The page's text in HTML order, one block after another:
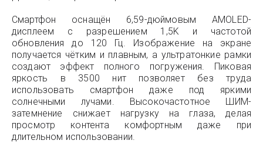
Смартфон оснащён 6,59-дюймовым AMOLED-
дисплеем с разрешением 1,5K и частотой
обновления до 120 Гц. Изображение на экране
получается чётким и плавным, а ультратонкие рамки
создают эффект полного погружения. Пиковая
яркость в 3500 нит позволяет без труда
использовать смартфон даже под яркими
солнечными лучами. Высокочастотное ШИМ-
затемнение снижает нагрузку на глаза, делая
просмотр контента комфортным даже при
длительном использовании.